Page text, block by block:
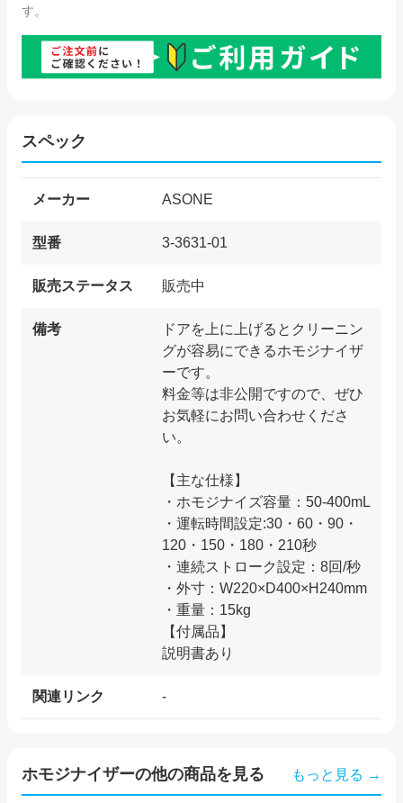
す。
スペック
メーカー ASONE
型番 3-3631-01
販売ステータス 販売中
備考
ドアを上に上げるとクリーニン
グが容易にできるホモジナイザ
ーです。
料金等は非公開ですので、ぜひ
お気軽にお問い合わせくださ
い。
【主な仕様】
・ホモジナイズ容量：50-400mL
・運転時間設定:30・60・90・
120・150・180・210秒
・連続ストローク設定：8回/秒
・外寸：W220×D400×H240mm
・重量：15kg
【付属品】
関連リンク -
ホモジナイザーの他の商品を見る もっと見る →